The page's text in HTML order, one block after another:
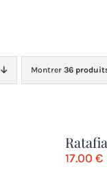
Montrer 36
Ratafia
17.00 €